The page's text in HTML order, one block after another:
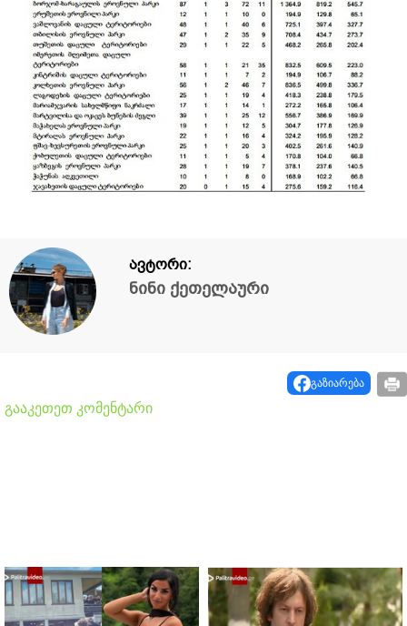
ავტორი:
ნინი ქეთელაური
გაზიარება
გააკეთეთ კომენტარი